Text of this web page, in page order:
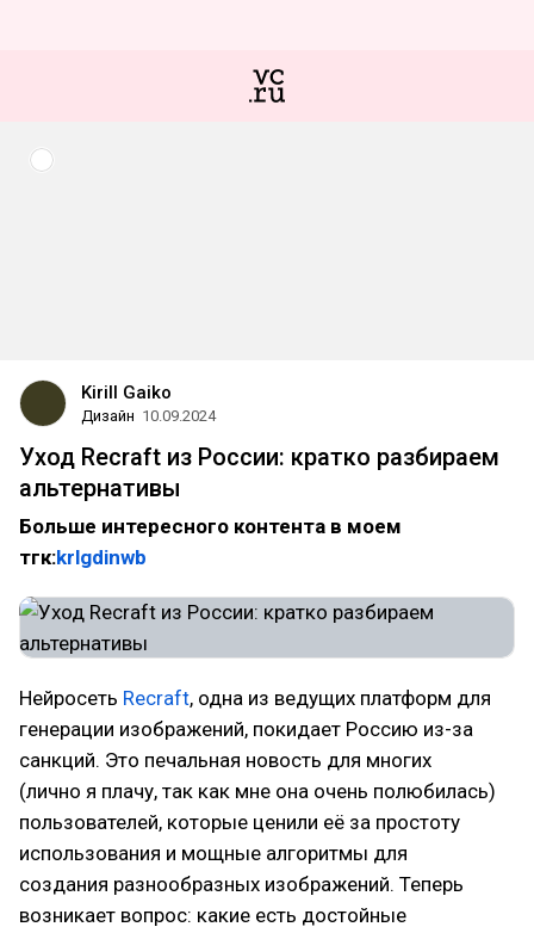
Kirill Gaiko
Дизайн 10.09.2024
Уход Recraft из России: кратко разбираем
альтернативы
Больше интересного контента в моем
тгк:krlgdinwb
Нейросеть Recraft, одна из ведущих платформ для
генерации изображений, покидает Россию из-за
санкций. Это печальная новость для многих
(лично я плачу, так как мне она очень полюбилась)
пользователей, которые ценили её за простоту
использования и мощные алгоритмы для
создания разнообразных изображений. Теперь
возникает вопрос: какие есть достойные